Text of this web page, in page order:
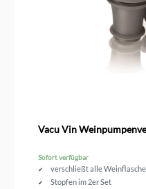
Vacu Vin
Sofort verfügbar
verschließt alle
Stopfen im 2er Set